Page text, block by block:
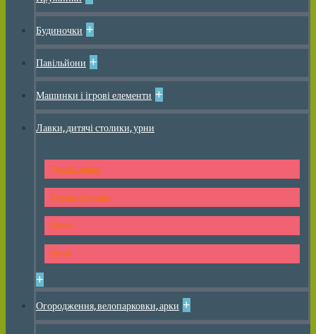
Будиночки +
Павільйони +
Машинки і ігрові елементи +
Лавки, дитячі столики, урни
Дитячі лавки
Дитячі столики
Лавки
Урни
+
Огородження, велопарковки, арки +